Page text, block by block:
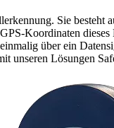
Sie
Koordinaten
über ein
unseren Lösungen